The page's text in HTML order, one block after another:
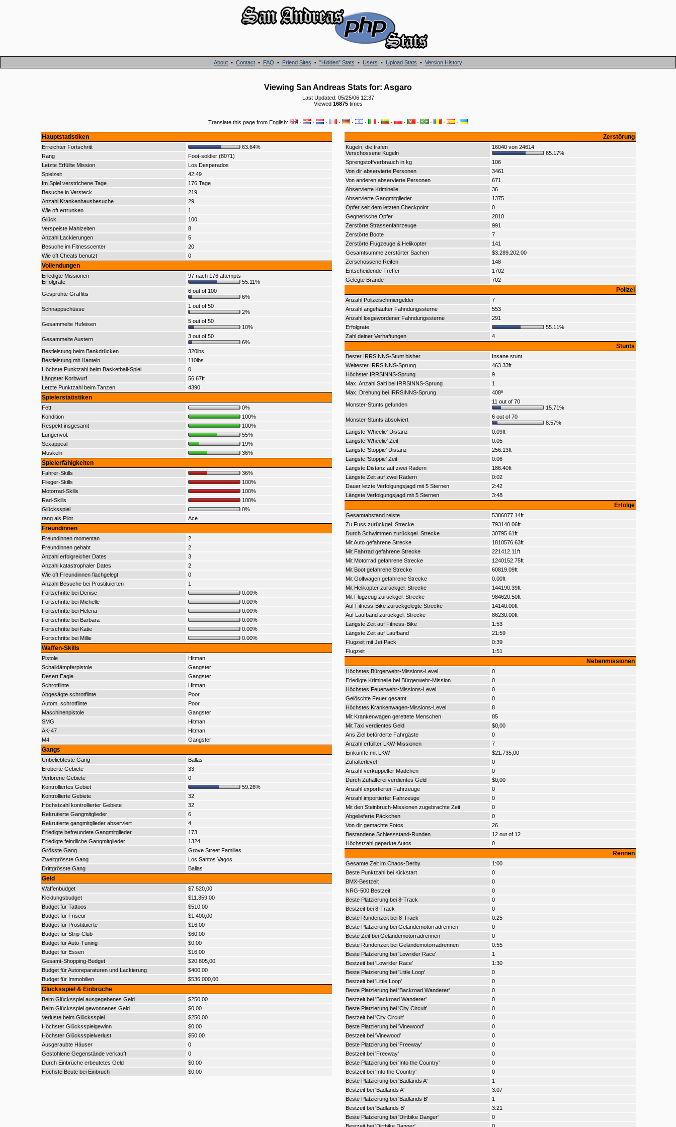
About • Contact • FAQ • Friend Sites • "Hidden" Stats • Users • Upload Stats • Version History
Viewing San Andreas Stats for: Asgaro
Last Updated: 05/25/06 12:37
Viewed 16875times
Translate this page from English: · · · · · · · · · · · · ·
Hauptstatistiken
Erreichter Fortschritt
63.64%
Rang
Foot-soldier (8071)
Letzte Erfüllte Mission
Los Desperados
Spielzeit
42:49
Im Spiel verstrichene Tage
176 Tage
Besuche in Versteck
219
Anzahl Krankenhausbesuche
29
Wie oft ertrunken
1
Glück
100
Verspeiste Mahlzeiten
8
Anzahl Lackierungen
5
Besuche im Fitnesscenter
20
Wie oft Cheats benutzt
0
Vollendungen
Erledigte Missionen
Erfolgrate
97 nach 176 attempts
55.11%
Gesprühte Graffitis
6 out of 100
6%
Schnappschüsse
1 out of 50
2%
Gesammelte Hufeisen
5 out of 50
10%
Gesammelte Austern
3 out of 50
6%
Bestleistung beim Bankdrücken
320lbs
Bestleistung mit Hanteln
110lbs
Höchste Punktzahl beim Basketball-Spiel
0
Längster Korbwurf
56.67ft
Letzte Punktzahl beim Tanzen
4390
Spielerstatistiken
Fett
0%
Kondition
100%
Respekt insgesamt
100%
Lungenvol.
55%
Sexappeal
19%
Muskeln
36%
Spielerfähigkeiten
Fahrer-Skills
36%
Flieger-Skills
100%
Motorrad-Skills
100%
Rad-Skills
100%
Glücksspiel
0%
rang als Pilot
Ace
Freundinnen
Freundinnen momentan
2
Freundinnen gehabt
2
Anzahl erfolgreicher Dates
3
Anzahl katastrophaler Dates
2
Wie oft Freundinnen flachgelegt
0
Anzahl Besuche bei Prostituierten
1
Fortschritte bei Denise
0.00%
Fortschritte bei Michelle
0.00%
Fortschritte bei Helena
0.00%
Fortschritte bei Barbara
0.00%
Fortschritte bei Katie
0.00%
Fortschritte bei Millie
0.00%
Waffen-Skills
Pistole
Hitman
Schalldämpferpistole
Gangster
Desert Eagle
Gangster
Schrotflinte
Hitman
Abgesägte schrotflinte
Poor
Autom. schrotflinte
Poor
Maschinenpistole
Gangster
SMG
Hitman
AK-47
Hitman
M4
Gangster
Gangs
Unbeliebteste Gang
Ballas
Eroberte Gebiete
33
Verlorene Gebiete
0
Kontrolliertes Gebiet
59.26%
Kontrollierte Gebiete
32
Höchstzahl kontrollierter Gebiete
32
Rekrutierte Gangmitglieder
6
Rekrutierte gangmitglieder abserviert
4
Erledigte befreundete Gangmitglieder
173
Erledigte feindliche Gangmitglieder
1324
Grösste Gang
Grove Street Families
Zweitgrösste Gang
Los Santos Vagos
Drittgrösste Gang
Ballas
Geld
Waffenbudget
$7.520,00
Kleidungsbudget
$11.359,00
Budget für Tattoos
$510,00
Budget für Friseur
$1.400,00
Budget für Prostituierte
$16,00
Budget für Strip-Club
$60,00
Budget für Auto-Tuning
$0,00
Budget für Essen
$16,00
Gesamt-Shopping-Budget
$20.805,00
Budget für Autoreparaturen und Lackierung
$400,00
Budget für Immobilien
$536.000,00
Glücksspiel & Einbrüche
Beim Glücksspiel ausgegebenes Geld
$250,00
Beim Glücksspiel gewonnenes Geld
$0,00
Verluste beim Glücksspiel
$250,00
Höchster Glücksspielgewinn
$0,00
Höchster Glücksspielverlust
$50,00
Ausgeraubte Häuser
0
Gestohlene Gegenstände verkauft
0
Durch Einbrüche erbeutetes Geld
$0,00
Höchste Beute bei Einbruch
$0,00
Zerstörung
Kugeln, die trafen
Verschossene Kugeln
16040 von 24614
65.17%
Sprengstoffverbrauch in kg
106
Von dir abservierte Personen
3461
Von anderen abservierte Personen
671
Abservierte Kriminelle
36
Abservierte Gangmitglieder
1375
Opfer seit dem letzten Checkpoint
0
Gegnerische Opfer
2810
Zerstörte Strassenfahrzeuge
991
Zerstörte Boote
7
Zerstörte Flugzeuge & Helikopter
141
Gesamtsumme zerstörter Sachen
$3.289.202,00
Zerschossene Reifen
148
Entscheidende Treffer
1702
Gelegte Brände
702
Polizei
Anzahl Polizeischmiergelder
7
Anzahl angehäufter Fahndungssterne
553
Anzahl losgewordener Fahndungssterne
291
Erfolgrate
55.11%
Zahl deiner Verhaftungen
4
Stunts
Bester IRRSINNS-Stunt bisher
Insane stunt
Weitester IRRSINNS-Sprung
463.33ft
Höchster IRRSINNS-Sprung
9
Max. Anzahl Salti bei IRRSINNS-Sprung
1
Max. Drehung bei IRRSINNS-Sprung
408º
Monster-Stunts gefunden
11 out of 70
15.71%
Monster-Stunts absolviert
6 out of 70
8.57%
Längste 'Wheelie' Distanz
0.09ft
Längste 'Wheelie' Zeit
0:05
Längste 'Stoppie' Distanz
256.13ft
Längste 'Stoppie' Zeit
0:06
Längste Distanz auf zwei Rädern
186.40ft
Längste Zeit auf zwei Rädern
0:02
Dauer letzte Verfolgungsjagd mit 5 Sternen
2:42
Längste Verfolgungsjagd mit 5 Sternen
3:48
Erfolge
Gesamtabstand reiste
5386077.14ft
Zu Fuss zurückgel. Strecke
793140.06ft
Durch Schwimmen zurückgel. Strecke
30795.61ft
Mit Auto gefahrene Strecke
1810576.63ft
Mit Fahrrad gefahrene Strecke
221412.11ft
Mit Motorrad gefahrene Strecke
1240152.75ft
Mit Boot gefahrene Strecke
60819.09ft
Mit Golfwagen gefahrene Strecke
0.00ft
Mit Helikopter zurückgel. Strecke
144190.39ft
Mit Flugzeug zurückgel. Strecke
984620.50ft
Auf Fitness-Bike zurückgelegte Strecke
14140.00ft
Auf Laufband zurückgel. Strecke
86230.00ft
Längste Zeit auf Fitness-Bike
1:53
Längste Zeit auf Laufband
21:59
Flugzeit mit Jet Pack
0:39
Flugzeit
1:51
Nebenmissionen
Höchstes Bürgerwehr-Missions-Level
0
Erledigte Kriminelle bei Bürgerwehr-Mission
0
Höchstes Feuerwehr-Missions-Level
0
Gelöschte Feuer gesamt
0
Höchstes Krankenwagen-Missions-Level
8
Mit Krankenwagen gerettete Menschen
85
Mit Taxi verdientes Geld
$0,00
Ans Ziel beförderte Fahrgäste
0
Anzahl erfüllter LKW-Missionen
7
Einkünfte mit LKW
$21.735,00
Zuhälterlevel
0
Anzahl verkuppelter Mädchen
0
Durch Zuhälterei verdientes Geld
$0,00
Anzahl exportierter Fahrzeuge
0
Anzahl importierter Fahrzeuge
0
Mit den Steinbruch-Missionen zugebrachte Zeit
0
Abgelieferte Päckchen
0
Von dir gemachte Fotos
26
Bestandene Schiessstand-Runden
12 out of 12
Höchstzahl geparkte Autos
0
Rennen
Gesamte Zeit im Chaos-Derby
1:00
Beste Punktzahl bei Kickstart
0
BMX-Bestzeit
0
NRG-500 Bestzeit
0
Beste Platzierung bei 8-Track
0
Bestzeit bei 8-Track
0
Beste Rundenzeit bei 8-Track
0:25
Beste Platzierung bei Geländemotorradrennen
0
Beste Zeit bei Geländemotorradrennen
0
Beste Rundenzeit bei Geländemotorradrennen
0:55
Beste Platzierung bei 'Lowrider Race'
1
Bestzeit bei 'Lowrider Race'
1:30
Beste Platzierung bei 'Little Loop'
0
Bestzeit bei 'Little Loop'
0
Beste Platzierung bei 'Backroad Wanderer'
0
Bestzeit bei 'Backroad Wanderer'
0
Beste Platzierung bei 'City Circuit'
0
Bestzeit bei 'City Circuit'
0
Beste Platzierung bei 'Vinewood'
0
Bestzeit bei 'Vinewood'
0
Beste Platzierung bei 'Freeway'
0
Bestzeit bei 'Freeway'
0
Beste Platzierung bei 'Into the Country'
0
Bestzeit bei 'Into the Country'
0
Beste Platzierung bei 'Badlands A'
1
Bestzeit bei 'Badlands A'
3:07
Beste Platzierung bei 'Badlands B'
1
Bestzeit bei 'Badlands B'
3:21
Beste Platzierung bei 'Dirtbike Danger'
0